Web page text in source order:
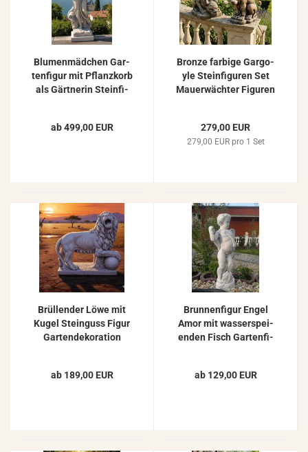
Blu­men­mäd­chen Gar­
ten­fi­gur mit Pflanz­korb
als Gärt­ne­rin Stein­fi­
ab 499,00 EUR
Bron­ze far­bi­ge Gar­go­
yle Stein­fi­gu­ren Set
Mau­er­wäch­ter Fi­gu­ren
279,00 EUR
279,00 EUR pro 1 Set
Brül­len­der Löwe mit
Kugel Stein­guss Figur
Gar­ten­de­ko­ra­ti­on
ab 189,00 EUR
Brun­nen­fi­gur Engel
Amor mit was­ser­spei­
en­den Fisch Gar­ten­fi­
ab 129,00 EUR